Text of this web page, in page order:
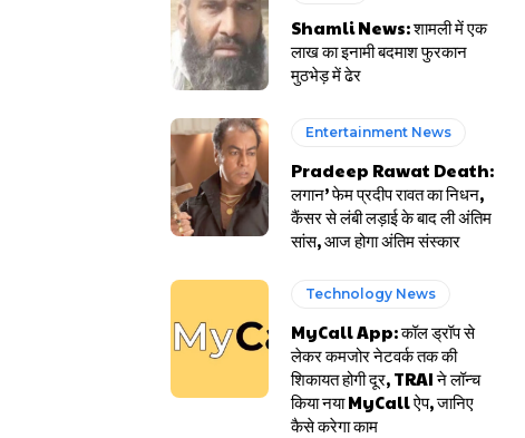
Shamli News: शामली में एक
लाख का इनामी बदमाश फुरकान
मुठभेड़ में ढेर
Entertainment News
Pradeep Rawat Death:
लगान’ फेम प्रदीप रावत का निधन,
कैंसर से लंबी लड़ाई के बाद ली अंतिम
सांस, आज होगा अंतिम संस्कार
Technology News
MyCall App: कॉल ड्रॉप से
लेकर कमजोर नेटवर्क तक की
शिकायत होगी दूर, TRAI ने लॉन्च
किया नया MyCall ऐप, जानिए
कैसे करेगा काम